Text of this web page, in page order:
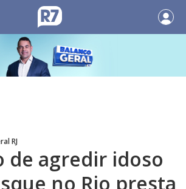
RJ
de agredir idoso
no Rio presta